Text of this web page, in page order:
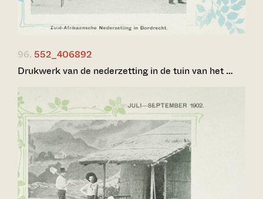
96. 552_406892
Drukwerk van de nederzetting in de tuin van het …